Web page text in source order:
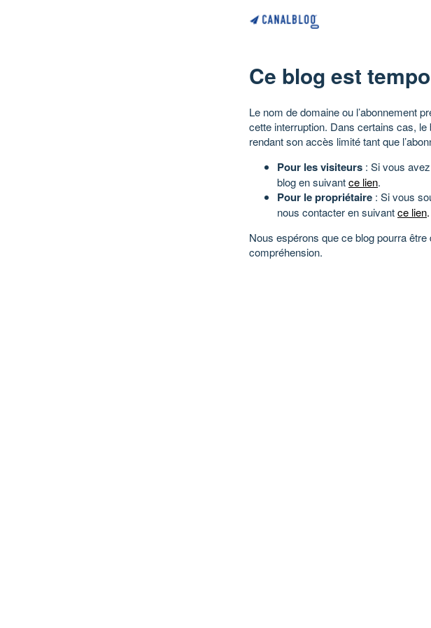
Ce blog est
Le nom de domaine ou l’abonnement
cette interruption. Dans certains cas,
rendant son accès limité tant que
Pour les visiteurs : Si vous
blog en suivantce lien.
Pour le propriétaire : Si vous
nous contacter en suivantce lien.
Nous espérons que ce blog pourra
compréhension.